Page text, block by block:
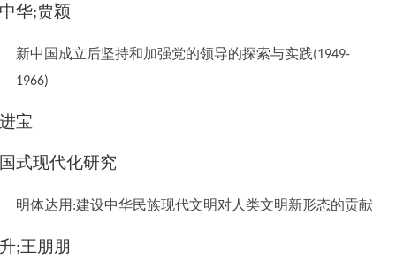
华;贾颖
新中国成立后坚持和加强党的领导的探索与实践(1949-
1966)
宝
式现代化研究
明体达用 :建设中华民族现代文明对人类文明新形态的贡献
;王朋朋